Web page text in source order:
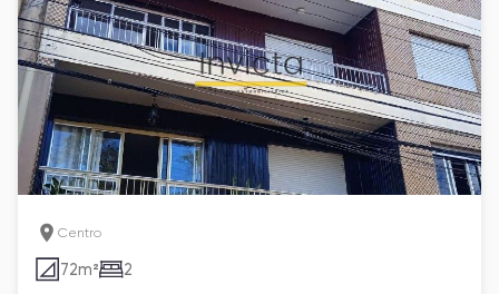
Centro
72m² 2